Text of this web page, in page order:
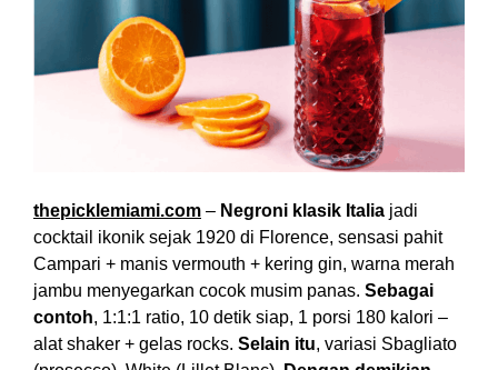
thepicklemiami.com – Negroni klasik Italia jadi
cocktail ikonik sejak 1920 di Florence, sensasi pahit
Campari + manis vermouth + kering gin, warna merah
jambu menyegarkan cocok musim panas. Sebagai
contoh, 1:1:1 ratio, 10 detik siap, 1 porsi 180 kalori –
alat shaker + gelas rocks. Selain itu, variasi Sbagliato